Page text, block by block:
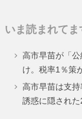
いま読まれてま
高市早苗が「
け。税率1％策
高市早苗は支
誘惑に隠され